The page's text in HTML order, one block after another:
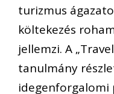
turizmus
költekezés
jellemzi. A
tanulmány
idegenforgalomi